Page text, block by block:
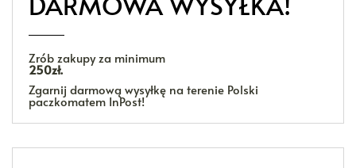
Zrób zakupy za minimum
250zł.
Zgarnij darmową wysyłkę na terenie Polski
paczkomatem InPost!